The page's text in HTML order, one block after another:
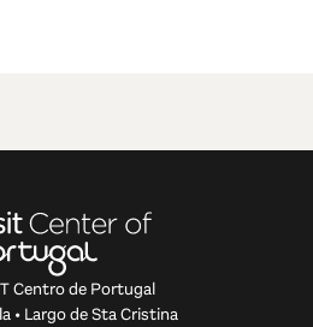
Centro de Portugal
• Largo de Sta Cristina